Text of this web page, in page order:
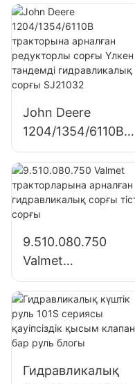
функциялары бар
интегралды толық
гидравликалық
руль блогы
John Deere
1204/1354/6110B
тракторына
арналған
редукторлы сорғы
Үлкен тандемді
сорғы SJ21032
9.510.080.750
Valmet
тракторларына
арналған
гидравликалық
сорғы тісті сорғы
Гидравликалық